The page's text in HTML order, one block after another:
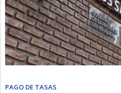
PAGO DE TASAS